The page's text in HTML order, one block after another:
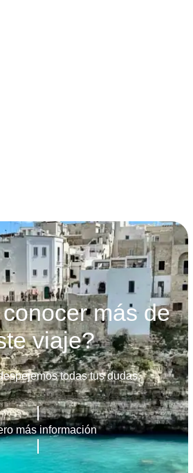
más de
viaje?
todas tus dudas.
más información